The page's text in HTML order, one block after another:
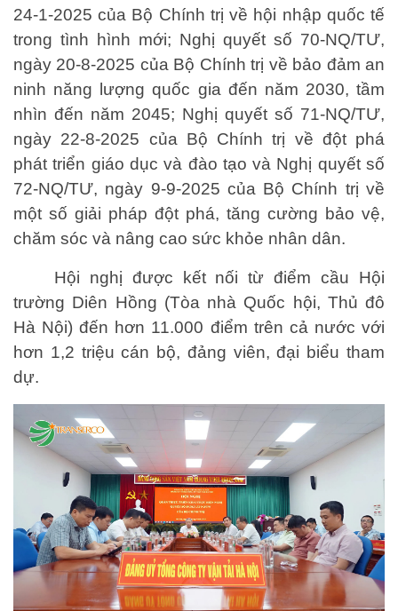
24-1-2025 của Bộ Chính trị về hội nhập quốc tế
trong tình hình mới; Nghị quyết số 70-NQ/TƯ,
ngày 20-8-2025 của Bộ Chính trị về bảo đảm an
ninh năng lượng quốc gia đến năm 2030, tầm
nhìn đến năm 2045; Nghị quyết số 71-NQ/TƯ,
ngày 22-8-2025 của Bộ Chính trị về đột phá
phát triển giáo dục và đào tạo và Nghị quyết số
72-NQ/TƯ, ngày 9-9-2025 của Bộ Chính trị về
một số giải pháp đột phá, tăng cường bảo vệ,
chăm sóc và nâng cao sức khỏe nhân dân.
Hội nghị được kết nối từ điểm cầu Hội
trường Diên Hồng (Tòa nhà Quốc hội, Thủ đô
Hà Nội) đến hơn 11.000 điểm trên cả nước với
hơn 1,2 triệu cán bộ, đảng viên, đại biểu tham
dự.